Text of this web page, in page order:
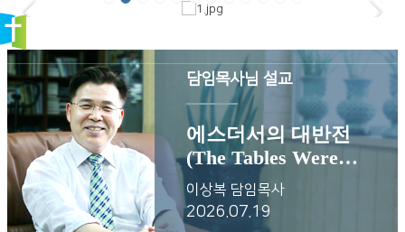
담임목사님 설교
에스더서의 대반전
(The Tables Were
Turned!)
이상복 담임목사
2026.07.19